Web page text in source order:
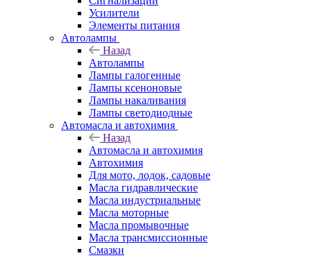
Усилители
Элементы питания
Автолампы
Назад
Автолампы
Лампы галогенные
Лампы ксеноновые
Лампы накаливания
Лампы светодиодные
Автомасла и автохимия
Назад
Автомасла и автохимия
Автохимия
Для мото, лодок, садовые
Масла гидравлические
Масла индустриальные
Масла моторные
Масла промывочные
Масла трансмиссионные
Смазки